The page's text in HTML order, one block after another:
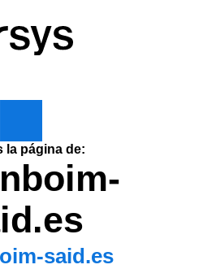
la página de:
said.es